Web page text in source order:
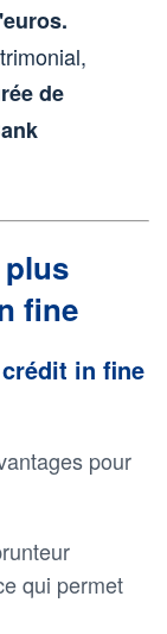
de
plus
fine
in fine
pour
qui permet